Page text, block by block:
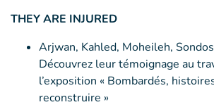
THEY ARE INJURED
Arjwan, Kahled, Moheileh,
Découvrez leur témoignage au
l’exposition « Bombardés,
reconstruire »